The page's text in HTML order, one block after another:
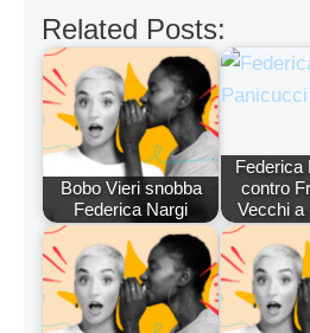
Related Posts:
Bobo Vieri snobba
Federica Nargi
Federica
contro
Vecchi a